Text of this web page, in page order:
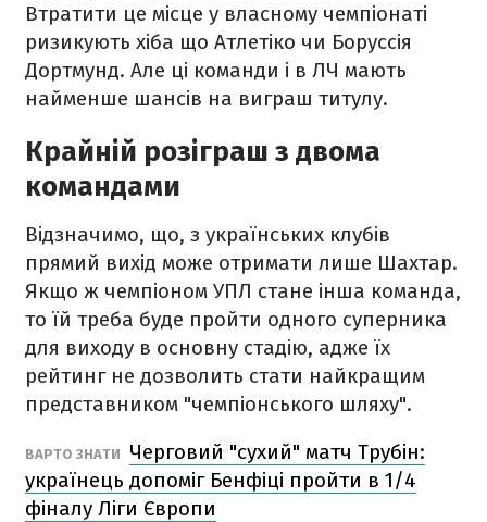
Втратити це місце у власному чемпіонаті
ризикують хіба що Атлетіко чи Боруссія
Дортмунд. Але ці команди і в ЛЧ мають
найменше шансів на виграш титулу.
Крайній розіграш з двома
командами
Відзначимо, що, з українських клубів
прямий вихід може отримати лише Шахтар.
Якщо ж чемпіоном УПЛ стане інша команда,
то їй треба буде пройти одного суперника
для виходу в основну стадію, адже їх
рейтинг не дозволить стати найкращим
представником "чемпіонського шляху".
ВАРТО ЗНАТИ
Черговий "сухий" матч Трубін:
українець допоміг Бенфіці пройти в 1/4
фіналу Ліги Європи